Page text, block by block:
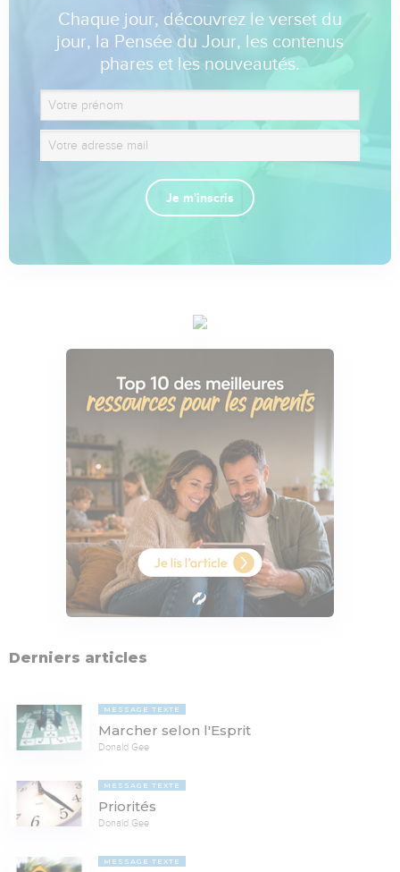
Chaque jour, découvrez le verset du
jour, la Pensée du Jour, les contenus
phares et les nouveautés.
Je m'inscris
Derniers articles
MESSAGE TEXTE
Marcher selon l'Esprit
Donald Gee
MESSAGE TEXTE
Priorités
Donald Gee
MESSAGE TEXTE